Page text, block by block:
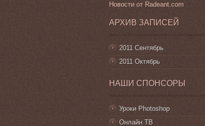
Новости от Radeant.com
АРХИВ ЗАПИСЕЙ
2011 Сентябрь
2011 Октябрь
НАШИ СПОНСОРЫ
Уроки Photoshop
Онлайн ТВ